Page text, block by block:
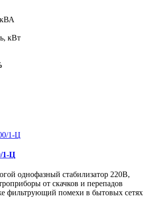
кВт
1-Ц
однофазный стабилизатор 220В,
от скачков и перепадов
фильтрующий помехи в бытовых сетях